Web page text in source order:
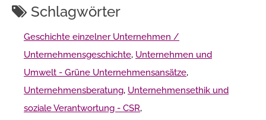
Schlagwörter
Geschichte einzelner Unternehmen /
Unternehmensgeschichte, Unternehmen und
Umwelt - Grüne Unternehmensansätze,
Unternehmensberatung, Unternehmensethik und
soziale Verantwortung - CSR,